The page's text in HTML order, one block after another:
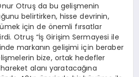
Otruş da bu gelişmenin
belirtirken, hisse devrinin,
için de önemli fırsatlar
Otruş “İş Girişim Sermayesi ile
markanın gelişimi için beraber
bize, ortak hedefler
alanı yaratacağına